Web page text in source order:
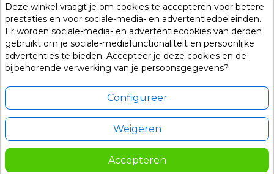
Deze winkel vraagt je om cookies te accepteren voor betere
prestaties en voor sociale-media- en advertentiedoeleinden.
Er worden sociale-media- en advertentiecookies van derden
gebruikt om je sociale-mediafunctionaliteit en persoonlijke
advertenties te bieden. Accepteer je deze cookies en de
bijbehorende verwerking van je persoonsgegevens?
Configureer
Weigeren
Accepteren